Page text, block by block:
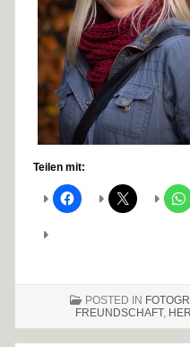
Teilen mit:
POSTED IN
FREUNDSCHAFT,